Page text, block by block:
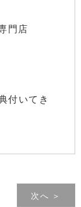
門店
付いてき
次へ ＞